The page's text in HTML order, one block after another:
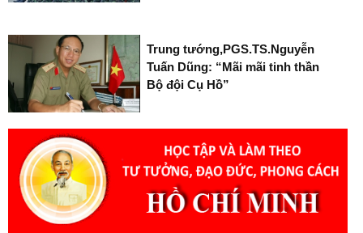
Trung tướng,PGS.TS.Nguyễn
Tuấn Dũng: “Mãi mãi tinh thần
Bộ đội Cụ Hồ”